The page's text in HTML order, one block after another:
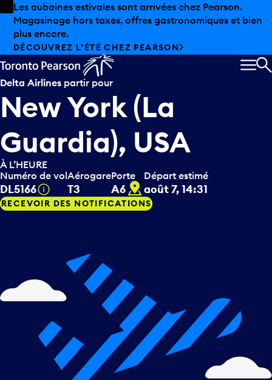
Skip to offers
Passer au contenu principal
Les aubaines estivales sont arrivées chez Pearson.
Magasinage hors taxes, offres gastronomiques et bien
plus encore.
DÉCOUVREZ L’ÉTÉ CHEZ PEARSON
Delta Airlines partir pour
New York (La
Guardia), USA
À L’HEURE
Numéro de vol
DL5166 Infobulle
Aérogare
T3
Porte
A6 A6
Départ estimé
août 7, 14:31
RECEVOIR DES NOTIFICATIONS